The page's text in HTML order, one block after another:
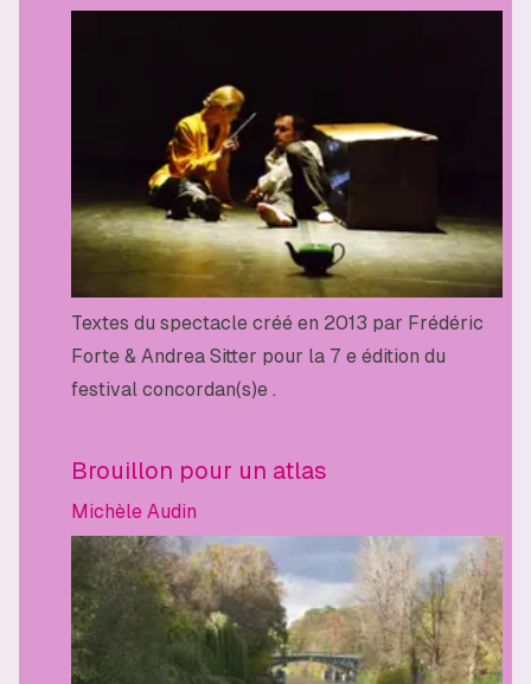
Textes du spectacle créé en 2013 par Frédéric
Forte & Andrea Sitter pour la 7 e édition du
festival concordan(s)e .
Brouillon pour un atlas
Michèle Audin